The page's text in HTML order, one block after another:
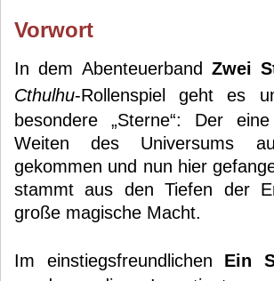
Vorwort
In dem Abenteuerband Zwei
Cthulhu-Rollenspiel geht es
besondere „Sterne“: Der
Weiten des Universums
gekommen und nun hier
stammt aus den Tiefen der
große magische Macht.
Im einstiegsfreundlichen Ein